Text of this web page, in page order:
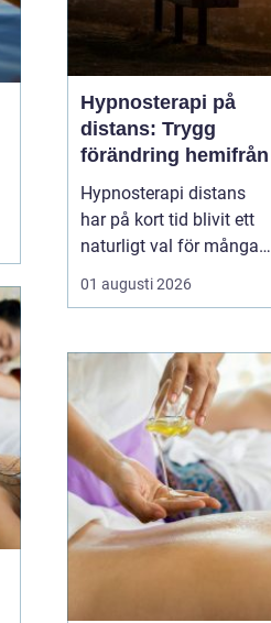
Hypnosterapi på
distans: Trygg
förändring hemifrån
Hypnosterapi distans
har på kort tid blivit ett
naturligt val för många
som vill arbeta med
personlig utveckling
fysisk mottagning.
Genom säkra
videosamtal kan klient
och terapeut mötas
oavsett var i l...
01 augusti 2026